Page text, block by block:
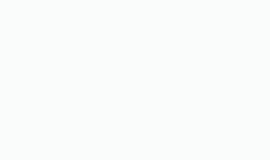
e forneça treinamento de conscientização sobre cibersegurança a
e conformidade para seus clientes com sua própria